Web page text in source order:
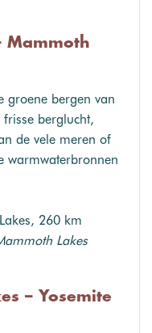
Mammoth
groene bergen van
berglucht,
de vele meren of
warmwaterbronnen
260 km
Lakes
– Yosemite